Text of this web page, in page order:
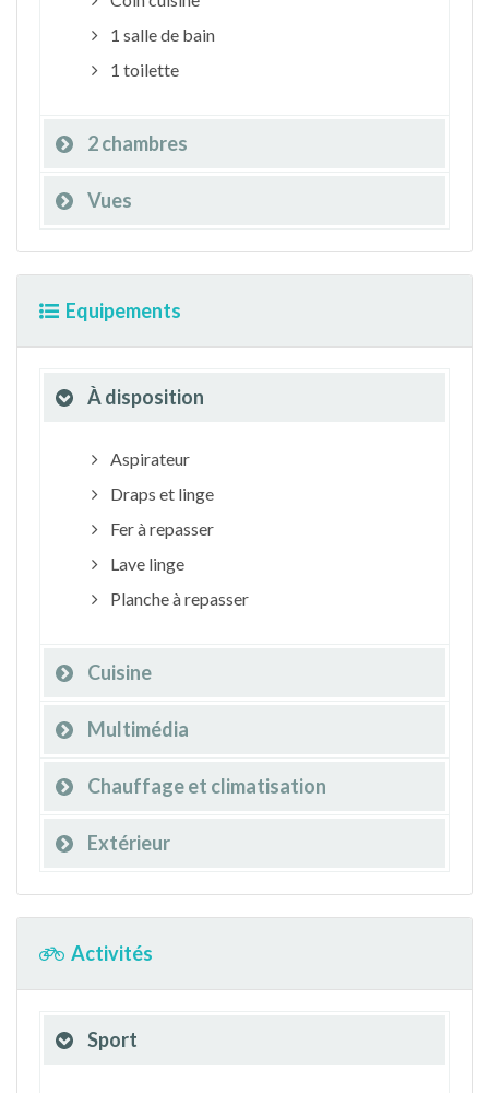
1 salle de bain
1 toilette
2 chambres
Vues
Equipements
À disposition
Aspirateur
Draps et linge
Fer à repasser
Lave linge
Planche à repasser
Cuisine
Multimédia
Chauffage et climatisation
Extérieur
Activités
Sport